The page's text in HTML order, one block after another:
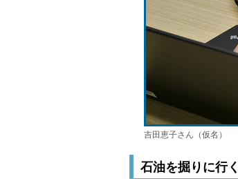
吉田恵子さん（仮名）
石油を掘りに行